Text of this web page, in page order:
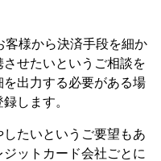
客様から決済手段を細か
せたいというご相談を
出力する必要がある場
します。
たいというご要望もあ
ットカード会社ごとに